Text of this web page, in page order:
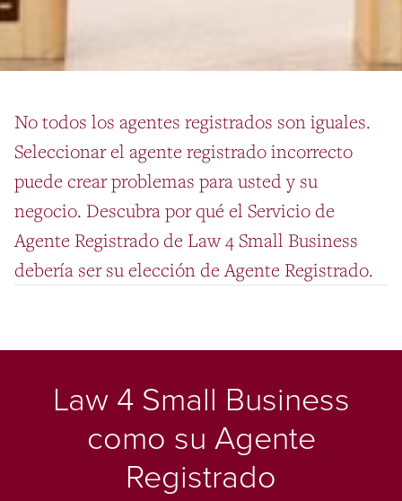
No todos los agentes registrados son iguales.
Seleccionar el agente registrado incorrecto
puede crear problemas para usted y su
negocio. Descubra por qué el Servicio de
Agente Registrado de Law 4 Small Business
debería ser su elección de Agente Registrado.
Law 4 Small Business
como su Agente
Registrado